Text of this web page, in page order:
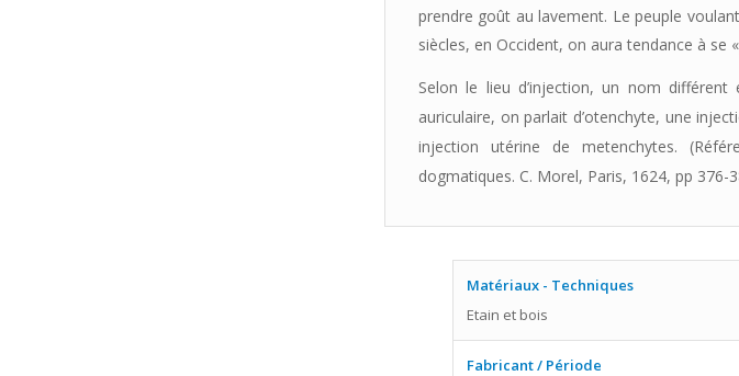
prendre goût au lavement. Le peuple
siècles, en Occident, on aura tendance à se
Selon le lieu d’injection, un nom
auriculaire, on parlait d’otenchyte, une
injection utérine de metenchytes.
dogmatiques. C. Morel, Paris, 1624, pp 376-
Matériaux - Techniques
Etain et bois
Fabricant / Période